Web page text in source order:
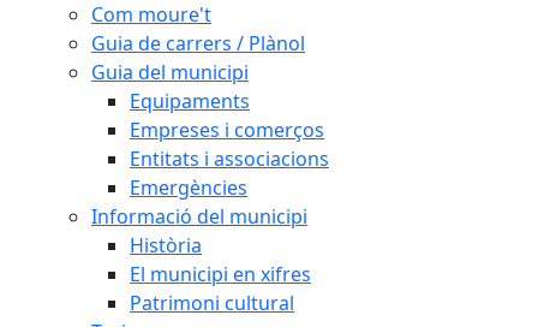
Com moure't
Guia de carrers / Plànol
Guia del municipi
Equipaments
Empreses i comerços
Entitats i associacions
Emergències
Informació del municipi
Història
El municipi en xifres
Patrimoni cultural